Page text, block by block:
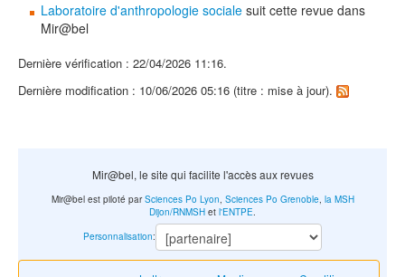
Laboratoire d'anthropologie sociale suit cette revue dans
Mir@bel
Dernière vérification : 22/04/2026 11:16.
Dernière modification : 10/06/2026 05:16 (titre : mise à jour).
Mir@bel, le site qui facilite l'accès aux revues
Mir@bel est piloté parSciences Po Lyon, Sciences Po Grenoble, la MSH
Dijon/RNMSH et l'ENTPE.
Personnalisation: